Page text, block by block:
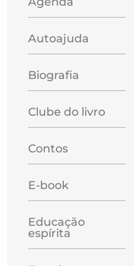
Autoajuda
Biografia
Clube do livro
Contos
E-book
Educação
espírita